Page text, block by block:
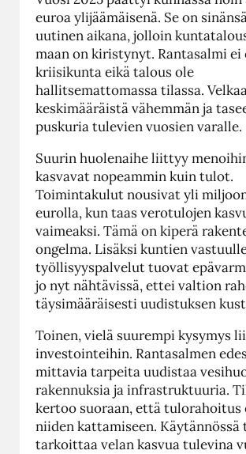
euroa ylijäämäisenä. Se on
uutinen aikana, jolloin
maan on kiristynyt. Rantasalmi ei
kriisikunta eikä talous ole
hallitsemattomassa tilassa.
keskimääräistä vähemmän ja
puskuria tulevien vuosien varalle.
Suurin huolenaihe liittyy
kasvavat nopeammin kuin tulot.
Toimintakulut nousivat yli
eurolla, kun taas verotulojen
vaimeaksi. Tämä on kiperä
ongelma. Lisäksi kuntien
työllisyyspalvelut tuovat
jo nyt nähtävissä, ettei valtion
täysimääräisesti uudistuksen
Toinen, vielä suurempi kysymys
investointeihin. Rantasalmen
mittavia tarpeita uudistaa
rakennuksia ja infrastruktuuria.
kertoo suoraan, että tulorahoitus
niiden kattamiseen. Käytännössä
tarkoittaa velan kasvua tulevina